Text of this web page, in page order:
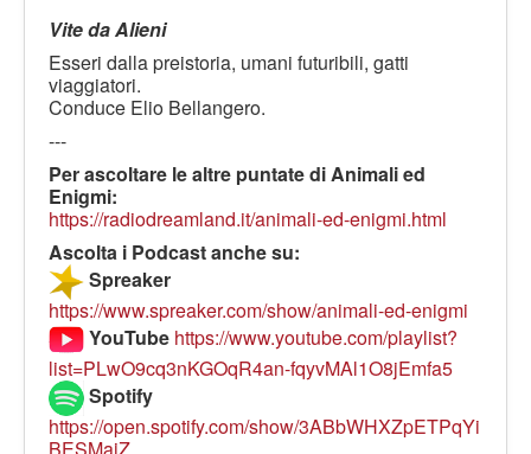
Vite da Alieni
Esseri dalla preistoria, umani futuribili, gatti
viaggiatori.
Conduce Elio Bellangero.
---
Per ascoltare le altre puntate di Animali ed
Enigmi:
https://radiodreamland.it/animali-ed-enigmi.html
Ascolta i Podcast anche su:
Spreaker
https://www.spreaker.com/show/animali-ed-enigmi
YouTube https://www.youtube.com/playlist?
list=PLwO9cq3nKGOqR4an-fqyvMAl1O8jEmfa5
Spotify
https://open.spotify.com/show/3ABbWHXZpETPqYi